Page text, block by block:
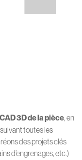
3D de la pièce, en
toutes les
des projets clés
d’engrenages, etc.)